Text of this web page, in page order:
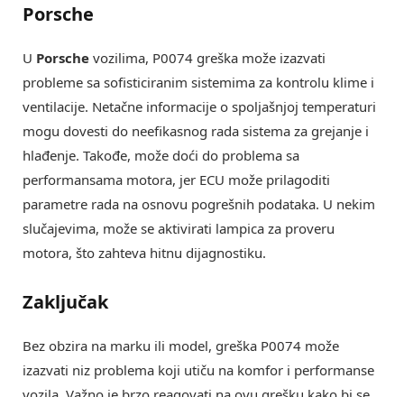
Porsche
U Porsche vozilima, P0074 greška može izazvati
probleme sa sofisticiranim sistemima za kontrolu klime i
ventilacije. Netačne informacije o spoljašnjoj temperaturi
mogu dovesti do neefikasnog rada sistema za grejanje i
hlađenje. Takođe, može doći do problema sa
performansama motora, jer ECU može prilagoditi
parametre rada na osnovu pogrešnih podataka. U nekim
slučajevima, može se aktivirati lampica za proveru
motora, što zahteva hitnu dijagnostiku.
Zaključak
Bez obzira na marku ili model, greška P0074 može
izazvati niz problema koji utiču na komfor i performanse